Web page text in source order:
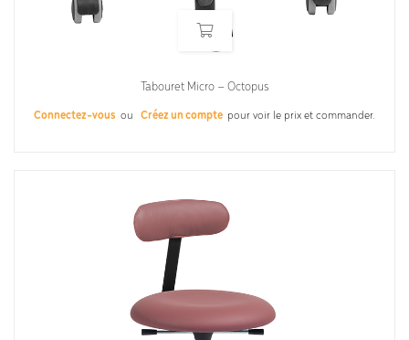
Tabouret Micro – Octopus
Connectez-vous ou Créez un compte pour voir le prix et commander.